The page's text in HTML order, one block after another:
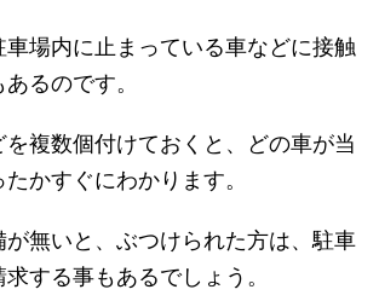
車場内に止まっている車などに接触
るのです。
複数個付けておくと、どの車が当
かすぐにわかります。
が無いと、ぶつけられた方は、駐車
する事もあるでしょう。